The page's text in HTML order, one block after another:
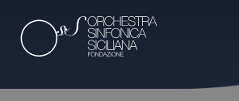
contenuto
principale